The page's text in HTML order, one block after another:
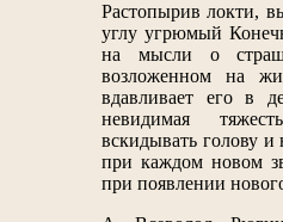
Растопырив локти,
углу угрюмый
на мысли о
возложенном на
вдавливает его в
невидимая
вскидывать голову и
при каждом новом
при появлении